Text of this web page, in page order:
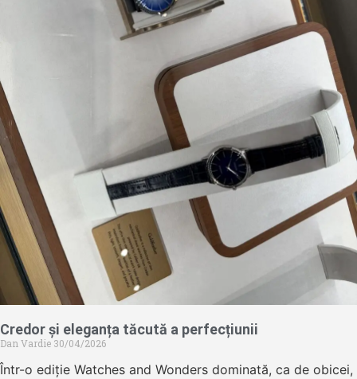
Credor și eleganța tăcută a perfecțiunii
Dan Vardie 30/04/2026
Într-o ediție Watches and Wonders dominată, ca de obicei,